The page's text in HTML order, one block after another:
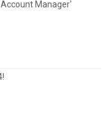
Account Manager'